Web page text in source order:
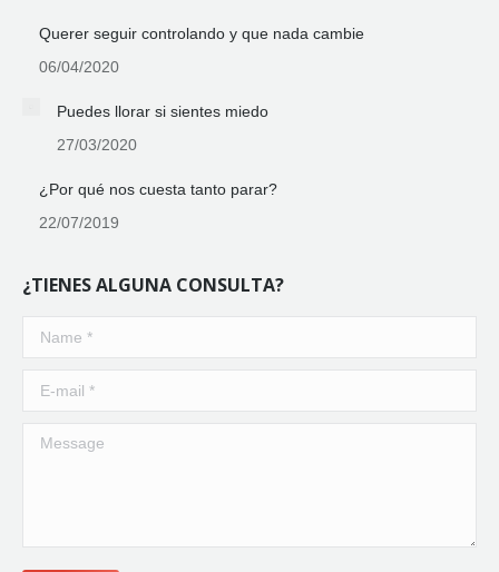
Querer seguir controlando y que nada cambie
06/04/2020
Puedes llorar si sientes miedo
27/03/2020
¿Por qué nos cuesta tanto parar?
22/07/2019
¿TIENES ALGUNA CONSULTA?
Name *
E-mail *
Message